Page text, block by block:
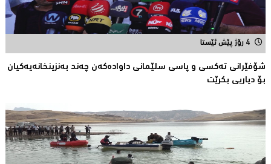
4 رۆژ پێش ئێستا
شۆفێرانی تەكسی و پاسی سلێمانی داوادەكەن چەند بەنزینخانەیەكیان
بۆ دیاریی بکرێت